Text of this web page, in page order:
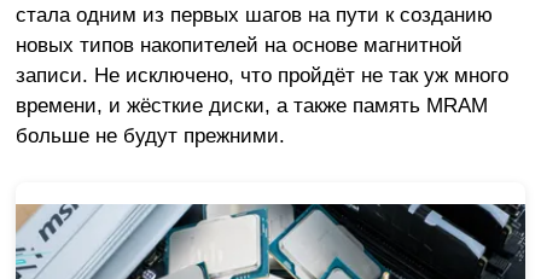
стала одним из первых шагов на пути к созданию
новых типов накопителей на основе магнитной
записи. Не исключено, что пройдёт не так уж много
времени, и жёсткие диски, а также память MRAM
больше не будут прежними.